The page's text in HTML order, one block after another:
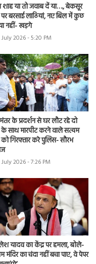
शाह या तो जवाब दें या…., बेकसूर
बरसाई लाठियां, नए बिल में कुछ
नहीं- खड़गे
2026 - 5:20 PM
के प्रदर्शन से घर लौट रहे दो
के साथ मारपीट करने वाले सत्यम
गिरफ्तार करे पुलिस- सौरभ
2026 - 7:26 PM
यादव का केंद्र पर हमला, बोले-
मंदिर का चंदा नहीं बचा पाए, वे पेपर